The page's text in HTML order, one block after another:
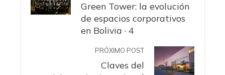
Green Tower: la evolución
de espacios corporativos
en Bolivia · 4
PRÓXIMO POST
Claves del